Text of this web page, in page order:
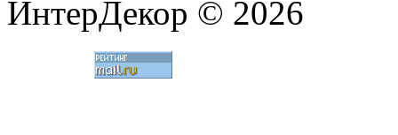
ИнтерДекор © 2026